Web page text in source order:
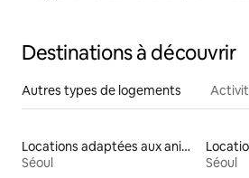
Destinations à découvrir
Autres types de logements
Locations adaptées aux animaux
Séoul
Séoul